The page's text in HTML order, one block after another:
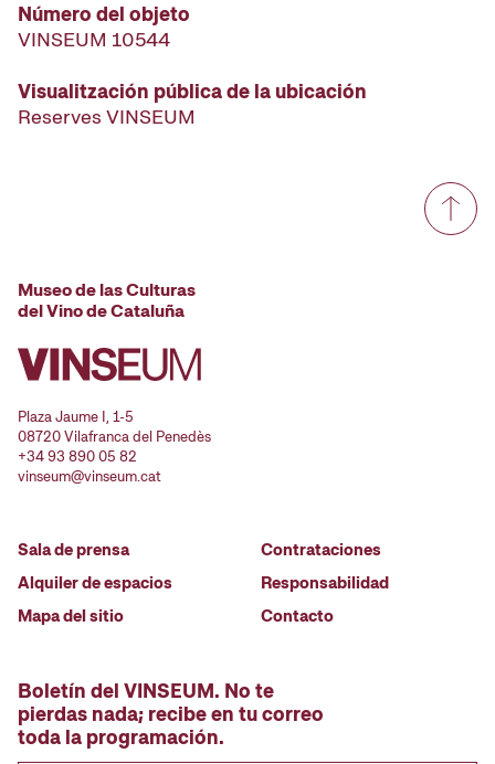
Número del objeto
VINSEUM 10544
Visualitzación pública de la ubicación
Reserves VINSEUM
Museo de las Culturas
del Vino de Cataluña
Plaza Jaume I, 1-5
08720 Vilafranca del Penedès
+34 93 890 05 82
vinseum@vinseum.cat
Sala de prensa
Alquiler de espacios
Mapa del sitio
Contrataciones
Responsabilidad
Contacto
Boletín del VINSEUM. No te
pierdas nada; recibe en tu correo
toda la programación.